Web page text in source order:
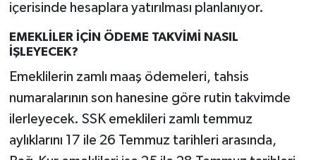
içerisinde hesaplara yatırılması planlanıyor.
EMEKLİLER İÇİN ÖDEME TAKVİMİ NASIL
İŞLEYECEK?
Emeklilerin zamlı maaş ödemeleri, tahsis
numaralarının son hanesine göre rutin takvimde
ilerleyecek. SSK emeklileri zamlı temmuz
aylıklarını 17 ile 26 Temmuz tarihleri arasında,